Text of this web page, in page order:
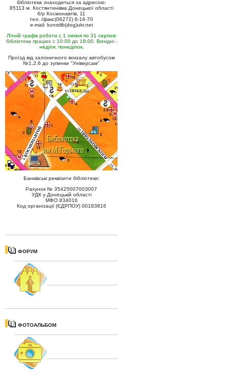
бібліотека знаходиться за адресою:
85113 м. Костянтинівка Донецької області
б/р Космонавтів, 11
тел. /факс(06272) 6-16-70
e-mail: konstlib(dog)ukr.net
Літній графік роботи с 1 липня по 31 серпня:
бібліотека працює с 10:00 до 18:00. Вихідні -
неділя, понеділок.
Проїзд від залізничного вокзалу автобусом
№1,2,6 до зупинки "Універсам"
Банківські реквізити бібліотеки:
Рахунок № 35425007003007
УДК у Донецькій області
МФО 834016
Код організації (ЄДРПОУ) 00183816
ФОРУМ
ФОТОАЛЬБОМ